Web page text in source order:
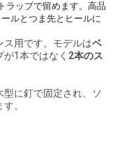
ラップで留めます。高品
ルとつま先とヒールに
ス用です。モデルはベ
1本ではなく 2本のス
に釘で固定され、ソ
。